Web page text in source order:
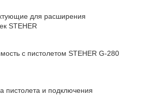
для расширения
STEHER
с пистолетом STEHER G-280
пистолета и подключения